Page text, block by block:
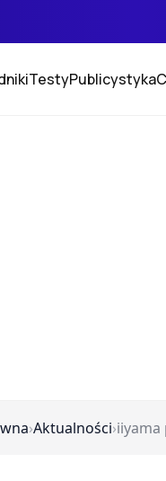
TestyPublicystyka
›Aktualności›